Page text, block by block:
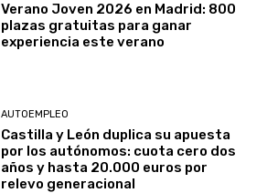
Verano Joven 2026 en Madrid: 800
plazas gratuitas para ganar
experiencia este verano
AUTOEMPLEO
Castilla y León duplica su apuesta
por los autónomos: cuota cero dos
años y hasta 20.000 euros por
relevo generacional